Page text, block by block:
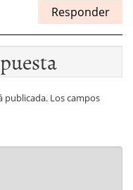
Responder
publicada. Los campos